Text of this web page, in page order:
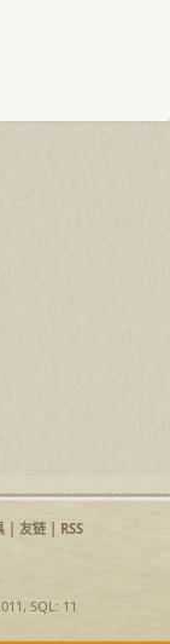
| 友链| RSS
SQL: 11